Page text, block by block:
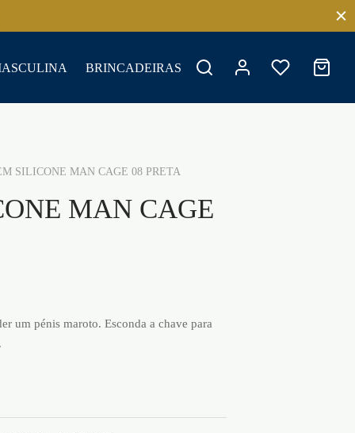
BRINCADEIRAS
SILICONE MAN CAGE 08 PRETA
MAN CAGE
um pénis maroto. Esconda a chave para